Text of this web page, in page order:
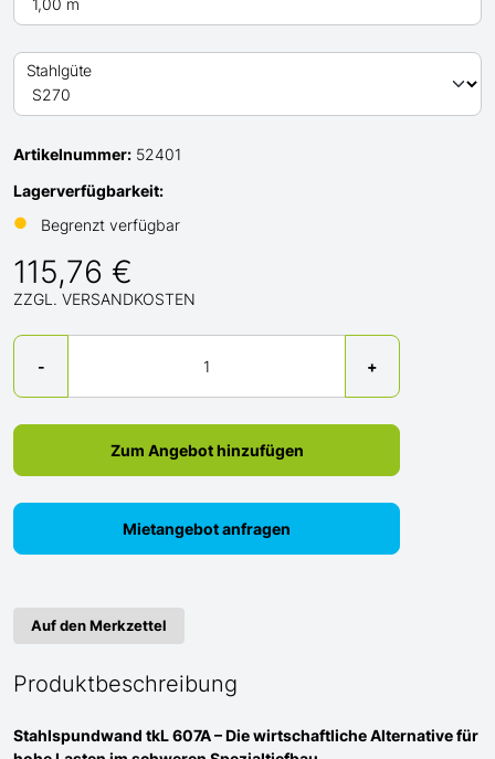
Stahlgüte
Artikelnummer: 52401
Lagerverfügbarkeit:
●
Begrenzt verfügbar
115,76 €
ZZGL. VERSANDKOSTEN
-
Menge
+
Zum Angebot hinzufügen
Mietangebot anfragen
Auf den Merkzettel
Produktbeschreibung
Stahlspundwand tkL 607A – Die wirtschaftliche Alternative für